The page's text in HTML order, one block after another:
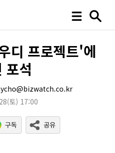
디 프로젝트'에
포석
(토) 17:00